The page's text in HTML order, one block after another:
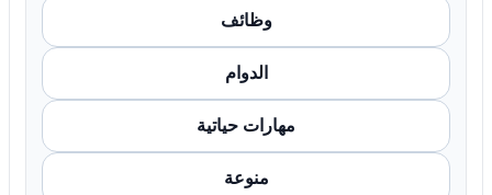
وظائف
الدوام
مهارات حياتية
منوعة